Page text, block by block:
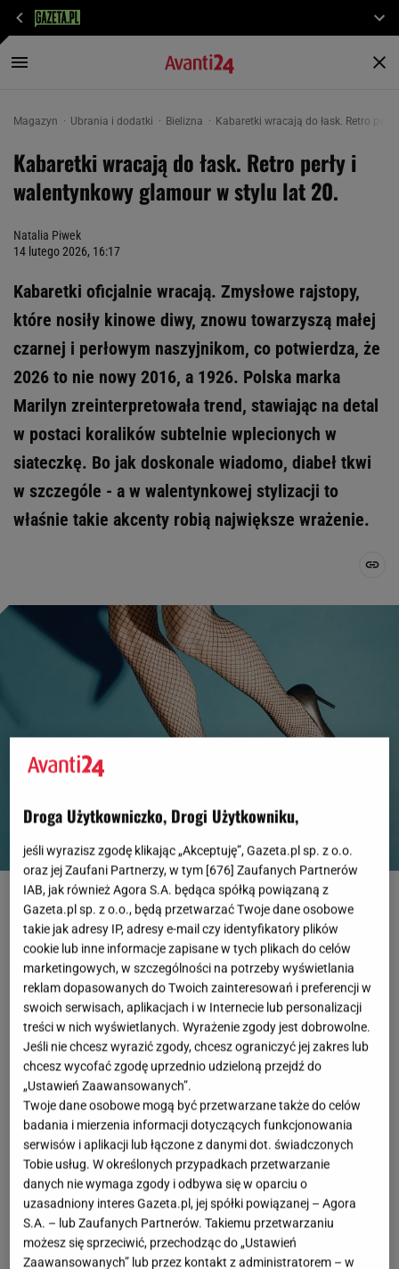
Magazyn Ubrania i dodatki Bielizna Kabaretki wracają do łask. Retro
Kabaretki wracają do łask. Retro perły i
walentynkowy glamour w stylu lat 20.
Natalia Piwek
14 lutego 2026, 16:17
Kabaretki oficjalnie wracają. Zmysłowe rajstopy,
które nosiły kinowe diwy, znowu towarzyszą małej
czarnej i perłowym naszyjnikom, co potwierdza, że
2026 to nie nowy 2016, a 1926. Polska marka
Marilyn zreinterpretowała trend, stawiając na detal
w postaci koralików subtelnie wplecionych w
siateczkę. Bo jak doskonale wiadomo, diabeł tkwi
w szczególe - a w walentynkowej stylizacji to
właśnie takie akcenty robią największe wrażenie.
Shutterstock
OTWÓRZ GALERIĘ(3)
Kabaretki: od skandalu do ikony stylu
Kabaretki mają w sobie coś więcej niż tylko modowy
charakter. Od dekad są symbolem zmysłowości,
odwagi i kobiecej niezależności. Ich historia sięga lat
20. XX wieku, kiedy świat mody przechodził
prawdziwą rewolucję. To właśnie wtedykobiety
zaczęły odrzucać gorsety, skracać sukienki i coraz
śmielej sięgać po elementy garderoby, które
wcześniej uchodziły za zbyt odważne. Kabaretki
pojawiały się w kabaretach, na scenach burleski, ale
też w stylizacjach, które miały podkreślać
Droga Użytkowniczko, Drogi Użytkowniku,
jeśli wyrazisz zgodę klikając „Akceptuję”, Gazeta.pl sp. z o.o.
oraz jej Zaufani Partnerzy, w tym [676] Zaufanych Partnerów
IAB, jak również Agora S.A. będąca spółką powiązaną z
Gazeta.pl sp. z o.o., będą przetwarzać Twoje dane osobowe
takie jak adresy IP, adresy e-mail czy identyfikatory plików
cookie lub inne informacje zapisane w tych plikach do celów
marketingowych, w szczególności na potrzeby wyświetlania
reklam dopasowanych do Twoich zainteresowań i preferencji w
swoich serwisach, aplikacjach i w Internecie lub personalizacji
treści w nich wyświetlanych. Wyrażenie zgody jest dobrowolne.
Jeśli nie chcesz wyrazić zgody, chcesz ograniczyć jej zakres lub
chcesz wycofać zgodę uprzednio udzieloną przejdź do
„Ustawień Zaawansowanych”.
Twoje dane osobowe mogą być przetwarzane także do celów
badania i mierzenia informacji dotyczących funkcjonowania
serwisów i aplikacji lub łączone z danymi dot. świadczonych
Tobie usług. W określonych przypadkach przetwarzanie
danych nie wymaga zgody i odbywa się w oparciu o
uzasadniony interes Gazeta.pl, jej spółki powiązanej – Agora
S.A. – lub Zaufanych Partnerów. Takiemu przetwarzaniu
możesz się sprzeciwić, przechodząc do „Ustawień
Zaawansowanych” lub przez kontakt z administratorem – w